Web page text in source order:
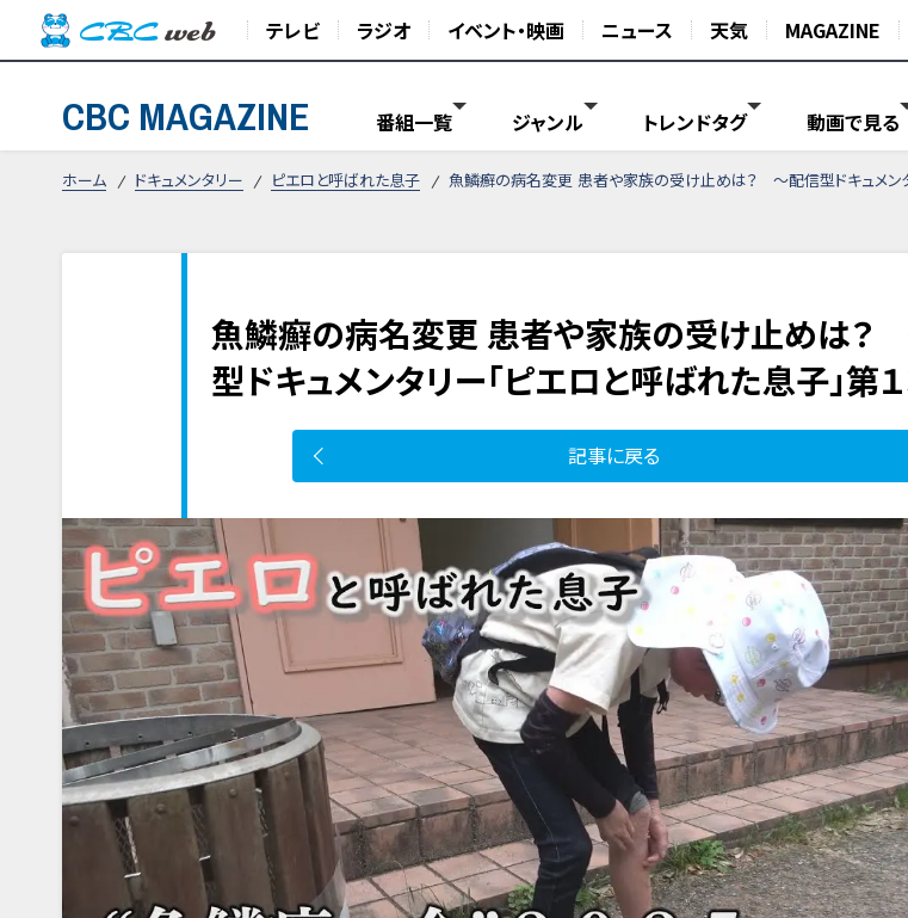
テレビ ラジオ イベント・映画 ニュース 天気 MAGAZINE
CBC MAGAZINE 番組一覧 ジャンル トレンドタグ 動画で見る
ホーム ドキュメンタリー ピエロと呼ばれた息子 魚鱗癬の病名変更 患者や家族の受け止めは？ ～配信型ドキュメンタ
魚鱗癬の病名変更 患者や家族の受け止めは？
型ドキュメンタリー「ピエロと呼ばれた息子」第１
記事に戻る